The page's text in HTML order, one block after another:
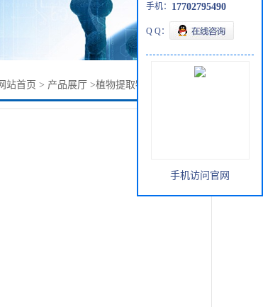
站首页 > 产品展厅 >植物提取物
手机： 17702795490
Q Q：
手机访问官网